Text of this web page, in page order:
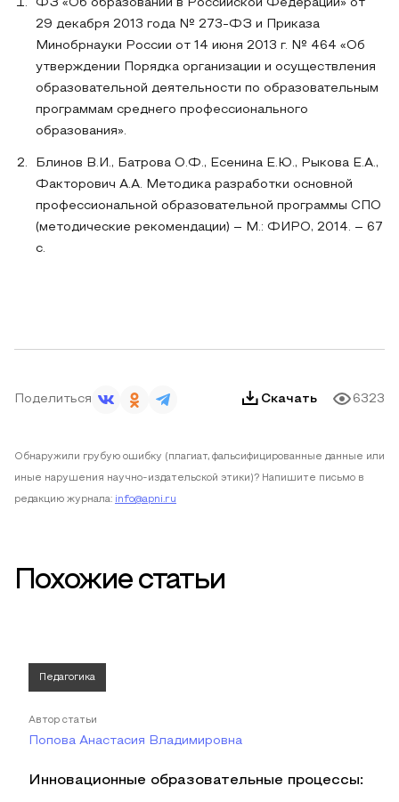
ФЗ «Об образовании в Российской Федерации» от
29 декабря 2013 года № 273-ФЗ и Приказа
Минобрнауки России от 14 июня 2013 г. № 464 «Об
утверждении Порядка организации и осуществления
образовательной деятельности по образовательным
программам среднего профессионального
образования».
Блинов В.И., Батрова О.Ф., Есенина Е.Ю., Рыкова Е.А.,
Факторович А.А. Методика разработки основной
профессиональной образовательной программы СПО
(методические рекомендации) – М.: ФИРО, 2014. – 67
с.
Поделиться Скачать 6323
Обнаружили грубую ошибку (плагиат, фальсифицированные данные или
иные нарушения научно-издательской этики)? Напишите письмо в
редакцию журнала: info@apni.ru
Похожие статьи
Педагогика
Автор статьи
Попова Анастасия Владимировна
Инновационные образовательные процессы: